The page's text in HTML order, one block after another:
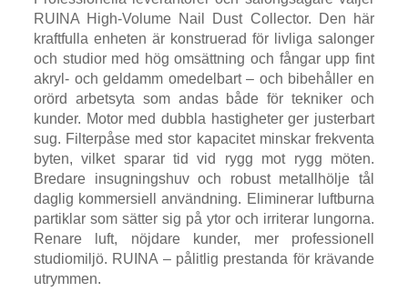
RUINA High-Volume Nail Dust Collector. Den här
kraftfulla enheten är konstruerad för livliga salonger
och studior med hög omsättning och fångar upp fint
akryl- och geldamm omedelbart – och bibehåller en
orörd arbetsyta som andas både för tekniker och
kunder. Motor med dubbla hastigheter ger justerbart
sug. Filterpåse med stor kapacitet minskar frekventa
byten, vilket sparar tid vid rygg mot rygg möten.
Bredare insugningshuv och robust metallhölje tål
daglig kommersiell användning. Eliminerar luftburna
partiklar som sätter sig på ytor och irriterar lungorna.
Renare luft, nöjdare kunder, mer professionell
studiomiljö. RUINA – pålitlig prestanda för krävande
utrymmen.